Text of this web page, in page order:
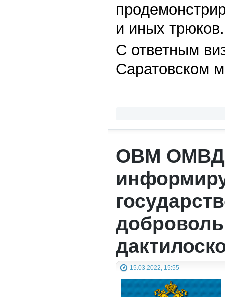
и иных трюков.
С ответным
Саратовском
ОВМ ОМВД
15.03.2022, 15:55